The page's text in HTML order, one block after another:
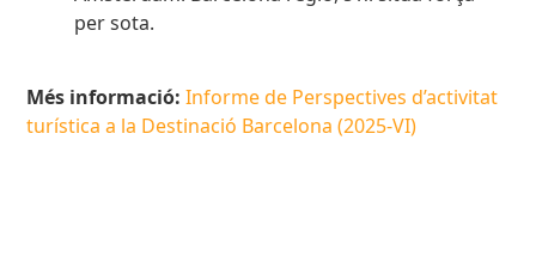
per sota.
Més informació: Informe de Perspectives d’activitat
turística a la Destinació Barcelona (2025-VI)